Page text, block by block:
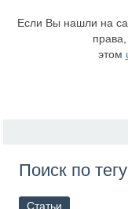
Если Вы нашли на
этом
Поиск по
Статьи